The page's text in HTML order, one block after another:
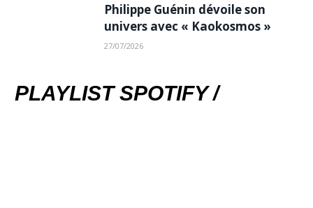
Philippe Guénin dévoile son
univers avec « Kaokosmos »
27/07/2026
PLAYLIST SPOTIFY /